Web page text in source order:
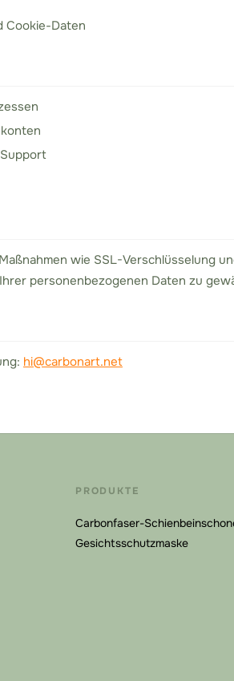
Cookie-Daten
wie SSL-Verschlüsselung
personenbezogenen Daten zu
hi@carbonart.net
PRODUKTE
Carbonfaser-
Gesichtsschutzmaske